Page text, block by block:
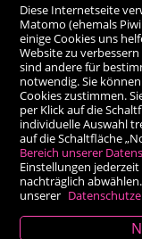
Diese Internetseite
Matomo (ehemals
einige Cookies uns
Website zu
sind andere für
notwendig. Sie
Cookies zustimmen.
per Klick auf die
individuelle Auswahl
auf die Schaltfläche
Bereich unserer
Einstellungen
nachträglich
unserer